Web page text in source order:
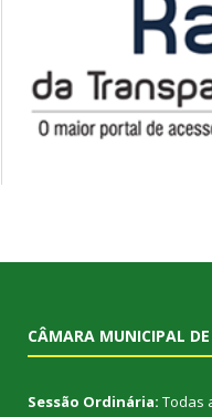
CÂMARA MUNICIPAL
Sessão Ordinária: Todas